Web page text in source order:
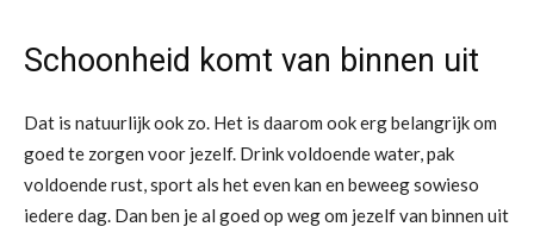
Schoonheid komt van binnen uit
Dat is natuurlijk ook zo. Het is daarom ook erg belangrijk om
goed te zorgen voor jezelf. Drink voldoende water, pak
voldoende rust, sport als het even kan en beweeg sowieso
iedere dag. Dan ben je al goed op weg om jezelf van binnen uit